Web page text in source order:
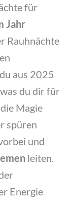
für
Jahr
Rauhnächte
aus 2025
du dir für
Magie
spüren
und
leiten.
Energie